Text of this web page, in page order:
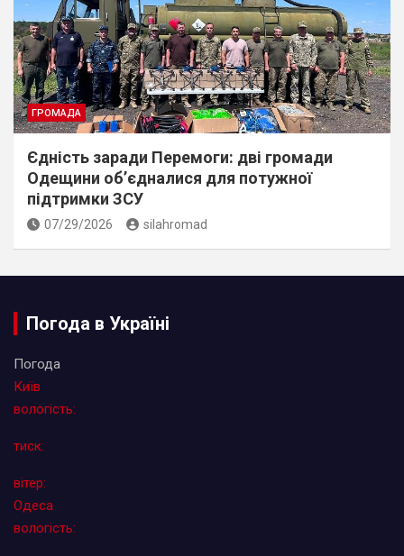
ГРОМАДА
Єдність заради Перемоги: дві громади
Одещини об’єдналися для потужної
підтримки ЗСУ
07/29/2026 silahromad
Погода в Україні
Погода
Київ
вологість:
тиск:
вітер:
Одеса
вологість: